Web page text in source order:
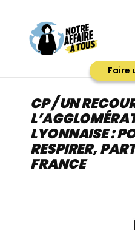
contenu
Faire
CP / UN
LYONNAISE :
RESPIRER,
FRANCE